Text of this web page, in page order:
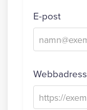
E-post
Webbadress